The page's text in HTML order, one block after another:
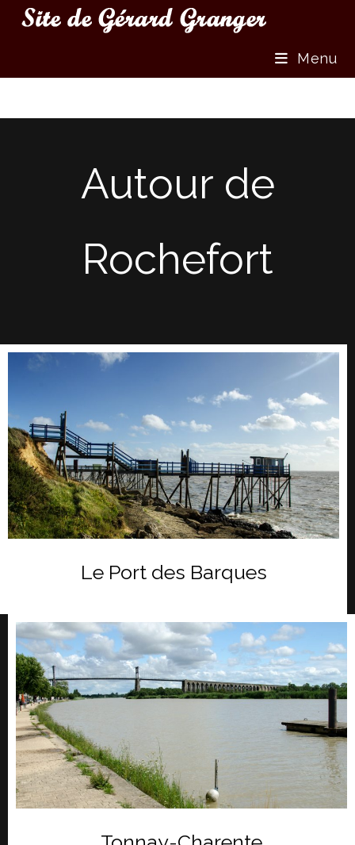
Menu
Autour de
Rochefort
Le Port des Barques